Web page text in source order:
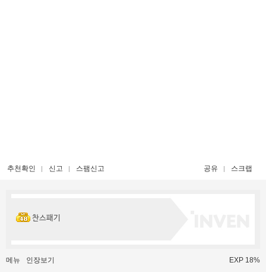
추천확인 신고 스팸신고 공유 스크랩
찬스패기
메뉴 인장보기 EXP 18%